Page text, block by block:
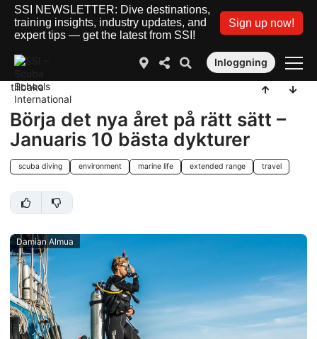
SSI NEWSLETTER: Dive destinations,
training insights, industry updates, and
expert tips — get the latest from SSI!
Sign up now!
Inloggning
tillbaka
Börja det nya året på rätt sätt –
Januaris 10 bästa dykturer
scuba diving environment marine life extended range travel
Damian Almua